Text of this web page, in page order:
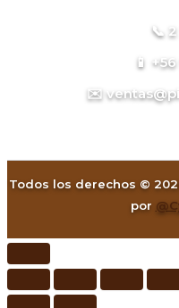
📞
📱
✉️
Todos los derechos ©
por